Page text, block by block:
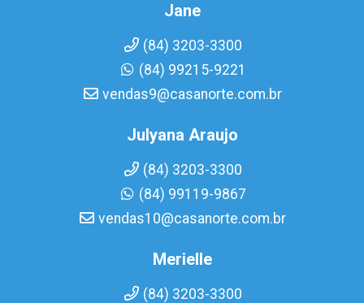
Jane
(84) 3203-3300
(84) 99215-9221
vendas9@casanorte.com.br
Julyana Araujo
(84) 3203-3300
(84) 99119-9867
vendas10@casanorte.com.br
Merielle
(84) 3203-3300